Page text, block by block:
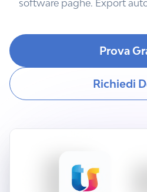
software paghe. Export
Prova
Richiedi